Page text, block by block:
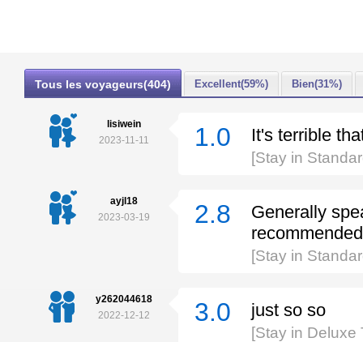
Tous les voyageurs(404) Excellent(59%) Bien(31%)
lisiwein
2023-11-11
1.0 It's terrible
[Stay in
ayjl18
2023-03-19
2.8
Generally
[Stay in
y262044618
2022-12-12
3.0 just so so
[Stay in Deluxe